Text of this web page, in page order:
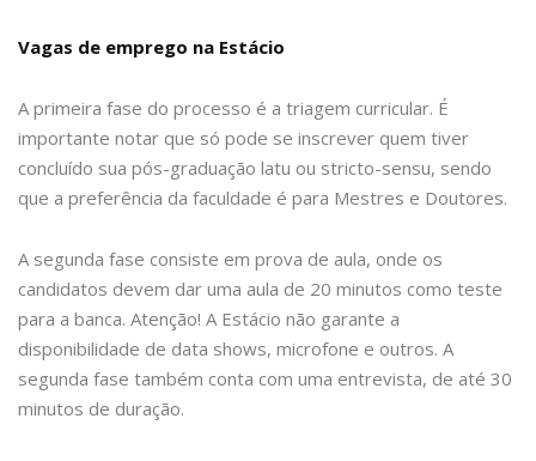
Vagas de emprego na Estácio
A primeira fase do processo é a triagem curricular. É
importante notar que só pode se inscrever quem tiver
concluído sua pós-graduação latu ou stricto-sensu, sendo
que a preferência da faculdade é para Mestres e Doutores.
A segunda fase consiste em prova de aula, onde os
candidatos devem dar uma aula de 20 minutos como teste
para a banca. Atenção! A Estácio não garante a
disponibilidade de data shows, microfone e outros. A
segunda fase também conta com uma entrevista, de até 30
minutos de duração.